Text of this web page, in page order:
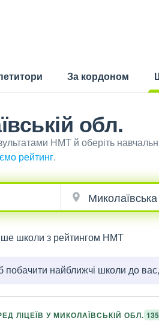
За кордоном
обл.
НМТ й оберіть
рейтинг.
школи з рейтингом НМТ
побачити найближчі школи до вас,
ЛІЦЕЇВ У МИКОЛАЇВСЬКІЙ ОБЛ.